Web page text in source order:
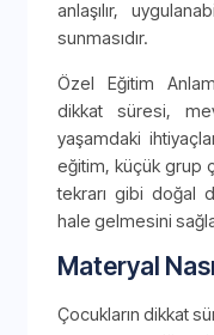
anlaşılır,
sunmasıdır.
Özel Eğitim
dikkat süresi,
yaşamdaki
eğitim, küçük grup
tekrarı gibi doğal
hale gelmesini
Materyal
Çocukların dikkat